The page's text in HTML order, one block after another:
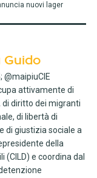
nuovi lager
Guido
@maipiuCIE
attivamente di
diritto dei migranti
di libertà di
di giustizia sociale a
della
(CILD) e coordina dal